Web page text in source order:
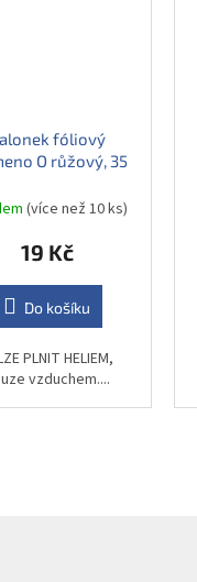
fóliový
O růžový, 35
(více než 10 ks)
19 Kč
Do košíku
PLNIT HELIEM,
vzduchem....